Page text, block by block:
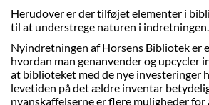
Herudover er der tilføjet elementer i
til at understrege naturen i indretningen.
Nyindretningen af Horsens Bibliotek er
hvordan man genanvender og upcycler
at biblioteket med de nye investeringer
levetiden på det ældre inventar
nyanskaffelserne er flere muligheder